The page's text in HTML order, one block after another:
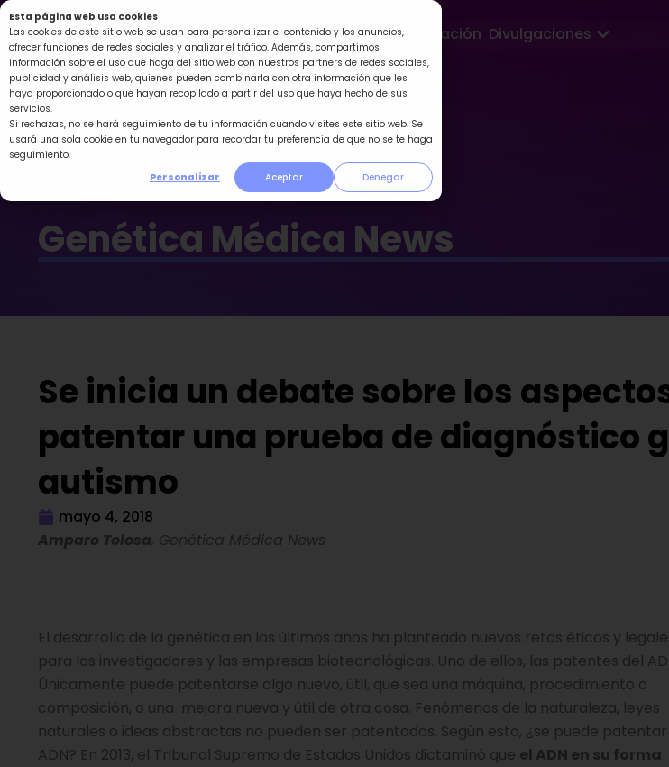
Esta página web usa cookies
Las cookies de este sitio web se usan para personalizar el contenido y los anuncios,
ofrecer funciones de redes sociales y analizar el tráfico. Además, compartimos
información sobre el uso que haga del sitio web con nuestros partners de redes sociales,
publicidad y análisis web, quienes pueden combinarla con otra información que les
haya proporcionado o que hayan recopilado a partir del uso que haya hecho de sus
servicios.
Si rechazas, no se hará seguimiento de tu información cuando visites este sitio web. Se
usará una sola cookie en tu navegador para recordar tu preferencia de que no se te haga
seguimiento.
Personalizar
Aceptar Denegar
Ir
al
contenido
Formación Divulgaciones Abrir
Genética Médica News
Se inicia un debate sobre los
patentar una prueba de diagnóstico
autismo
mayo 4, 2018
Amparo Tolosa, Genética Médica News
El desarrollo de la genética en los últimos años ha planteado nuevos retos éticos y
para los investigadores y las empresas biotecnológicas. Uno de ellos, las patentes del
Únicamente puede patentarse algo nuevo, útil, que sea una máquina, procedimiento o
composición, o una mejora nueva y útil de otra cosa. Fenómenos de la naturaleza, leyes
naturales o ideas abstractas no pueden ser patentados. Según esto, ¿se puede
ADN? En 2013, el Tribunal Supremo de Estados Unidos dictaminó que el ADN en su forma